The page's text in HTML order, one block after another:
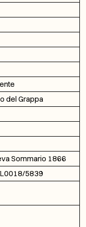
del Grappa
Sommario 1866
5839